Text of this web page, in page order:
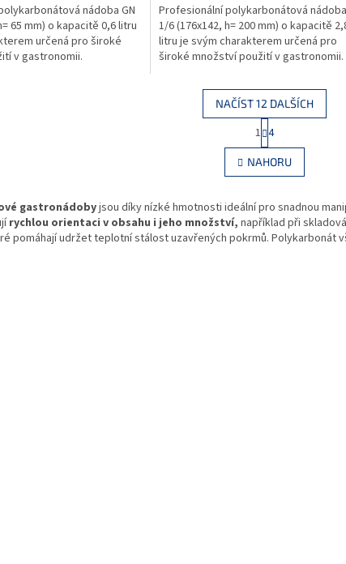
nádoba GN
65 mm) o kapacitě 0,6 litru
určená pro široké
v gastronomii.
Profesionální polykarbonátová nádoba
1/6 (176x142, h= 200 mm) o kapacitě
litru je svým charakterem určená pro
široké množství použití v gastronomii.
O
v
l
d
a
c
í
NAČÍST 12 DALŠÍCH
t
r
á
n
o
v
á
1 4
NAHORU
gastronádobyjsou díky nízké hmotnosti ideální pro snadnou
rychlou orientaci v obsahu i jeho množství, například při
pomáhají udržet teplotní stálost uzavřených pokrmů. Polykarbonát